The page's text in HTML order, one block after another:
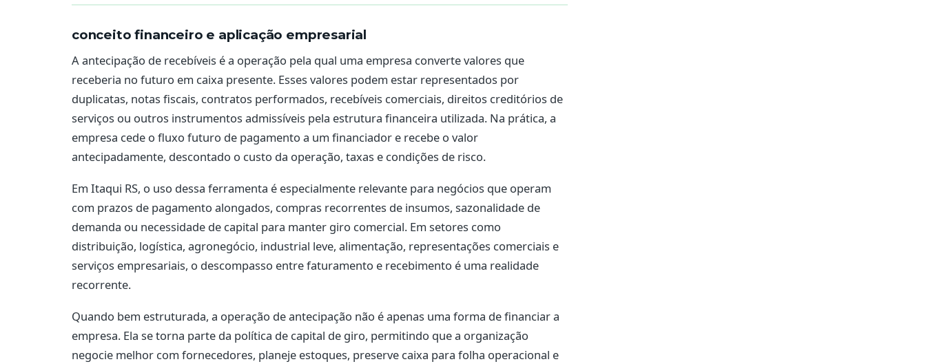
conceito financeiro e aplicação empresarial
A antecipação de recebíveis é a operação pela qual uma empresa converte valores que
receberia no futuro em caixa presente. Esses valores podem estar representados por
duplicatas, notas fiscais, contratos performados, recebíveis comerciais, direitos creditórios de
serviços ou outros instrumentos admissíveis pela estrutura financeira utilizada. Na prática, a
empresa cede o fluxo futuro de pagamento a um financiador e recebe o valor
antecipadamente, descontado o custo da operação, taxas e condições de risco.
Em Itaqui RS, o uso dessa ferramenta é especialmente relevante para negócios que operam
com prazos de pagamento alongados, compras recorrentes de insumos, sazonalidade de
demanda ou necessidade de capital para manter giro comercial. Em setores como
distribuição, logística, agronegócio, industrial leve, alimentação, representações comerciais e
serviços empresariais, o descompasso entre faturamento e recebimento é uma realidade
recorrente.
Quando bem estruturada, a operação de antecipação não é apenas uma forma de financiar a
empresa. Ela se torna parte da política de capital de giro, permitindo que a organização
negocie melhor com fornecedores, planeje estoques, preserve caixa para folha operacional e